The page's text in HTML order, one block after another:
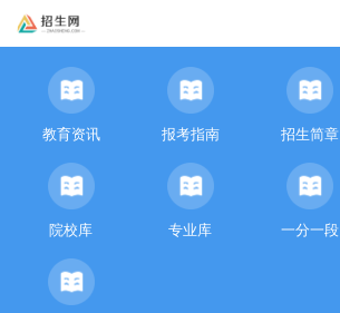
教育资讯 报考指南 招生简章
院校库 专业库 一分一段